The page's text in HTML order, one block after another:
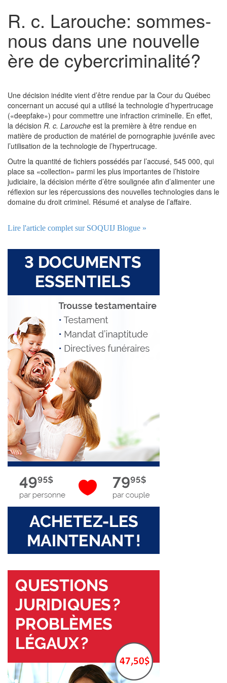
R. c. Larouche: sommes-
nous dans une nouvelle
ère de cybercriminalité?
Une décision inédite vient d’être rendue par la Cour du Québec
concernant un accusé qui a utilisé la technologie d’hypertrucage
(«deepfake») pour commettre une infraction criminelle. En effet,
la décision R. c. Larouche est la première à être rendue en
matière de production de matériel de pornographie juvénile avec
l’utilisation de la technologie de l’hypertrucage.
Outre la quantité de fichiers possédés par l’accusé, 545 000, qui
place sa «collection» parmi les plus importantes de l’histoire
judiciaire, la décision mérite d’être soulignée afin d’alimenter une
réflexion sur les répercussions des nouvelles technologies dans le
domaine du droit criminel. Résumé et analyse de l’affaire.
Lire l'article complet sur SOQUIJ Blogue »